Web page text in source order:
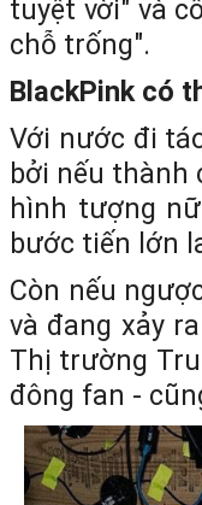
tuyệt vời" và
chỗ trống".
BlackPink có
Với nước đi
bởi nếu thành
hình tượng
bước tiến lớn
Còn nếu
và đang xảy
Thị trường
đông fan -